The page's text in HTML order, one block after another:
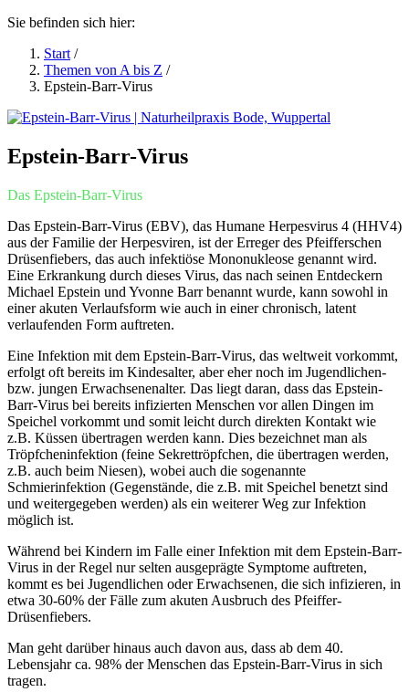
Sie befinden sich hier:
Start /
Themen von A bis Z /
Epstein-Barr-Virus
Epstein-Barr-Virus
Das Epstein-Barr-Virus
Das Epstein-Barr-Virus (EBV), das Humane Herpesvirus 4 (HHV4)
aus der Familie der Herpesviren, ist der Erreger des Pfeifferschen
Drüsenfiebers, das auch infektiöse Mononukleose genannt wird.
Eine Erkrankung durch dieses Virus, das nach seinen Entdeckern
Michael Epstein und Yvonne Barr benannt wurde, kann sowohl in
einer akuten Verlaufsform wie auch in einer chronisch, latent
verlaufenden Form auftreten.
Eine Infektion mit dem Epstein-Barr-Virus, das weltweit vorkommt,
erfolgt oft bereits im Kindesalter, aber eher noch im Jugendlichen-
bzw. jungen Erwachsenenalter. Das liegt daran, dass das Epstein-
Barr-Virus bei bereits infizierten Menschen vor allen Dingen im
Speichel vorkommt und somit leicht durch direkten Kontakt wie
z.B. Küssen übertragen werden kann. Dies bezeichnet man als
Tröpfcheninfektion (feine Sekrettröpfchen, die übertragen werden,
z.B. auch beim Niesen), wobei auch die sogenannte
Schmierinfektion (Gegenstände, die z.B. mit Speichel benetzt sind
und weitergegeben werden) als ein weiterer Weg zur Infektion
möglich ist.
Während bei Kindern im Falle einer Infektion mit dem Epstein-Barr-
Virus in der Regel nur selten ausgeprägte Symptome auftreten,
kommt es bei Jugendlichen oder Erwachsenen, die sich infizieren, in
etwa 30-60% der Fälle zum akuten Ausbruch des Pfeiffer-
Drüsenfiebers.
Man geht darüber hinaus auch davon aus, dass ab dem 40.
Lebensjahr ca. 98% der Menschen das Epstein-Barr-Virus in sich
tragen.